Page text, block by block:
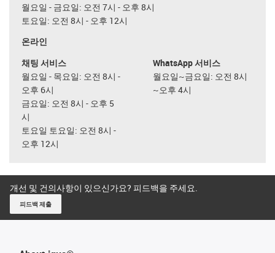
월요일 - 금요일: 오전 7시 - 오후 8시
토요일: 오전 8시 - 오후 12시
온라인
채팅 서비스
월요일 - 목요일: 오전 8시 -
오후 6시
금요일: 오전 8시 - 오후 5
시
토요일 토요일: 오전 8시 -
오후 12시
WhatsApp 서비스
월요일~금요일: 오전 8시
~오후 4시
개선 및 건의사항이 있으신가요? 피드백을 주세요.
피드백 제출